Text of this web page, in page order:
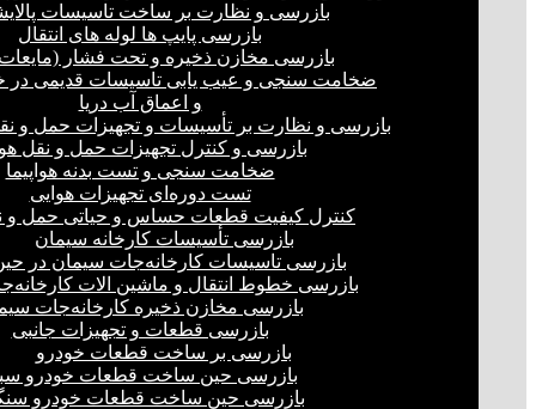
بازرسی و نظارت بر ساخت تاسیسات
بازرسی پایپ ها لوله های انتقال
بازرسی مخازن ذخیره و تحت فشار
ضخامت سنجی و عیب یابی تاسیسات قدیمی در
و اعماق آب دریا
بازرسی و نظارت بر تأسیسات و تجهیزات حمل و
بازرسی و کنترل تجهیزات حمل و نقل
ضخامت سنجی و تست بدنه هواپیما
تست دوره‌ای تجهیزات هوایی
کنترل کیفیت قطعات حساس و حیاتی حمل و
بازرسی تأسیسات کارخانه سیمان
بازرسی تاسیسات کارخانه‌جات سیمان در
بازرسی خطوط انتقال و ماشین الات
بازرسی مخازن ذخیره کارخانه‌جات
بازرسی قطعات و تجهیزات جانبی
بازرسی بر ساخت قطعات خودرو
بازرسی حین ساخت قطعات خودرو
بازرسی حین ساخت قطعات خودرو